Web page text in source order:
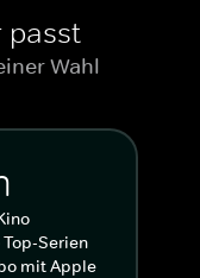
passt
Wahl
Serien
mit Apple